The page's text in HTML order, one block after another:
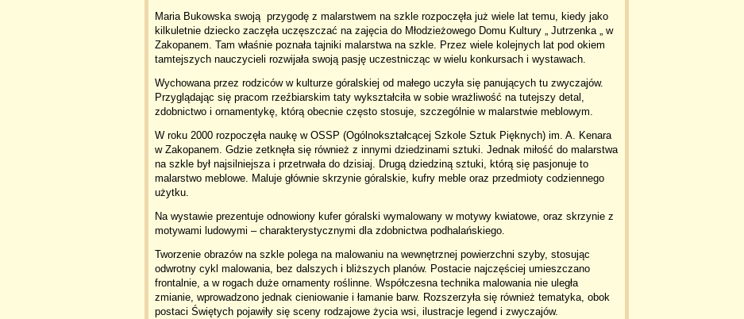
Maria Bukowska swoją przygodę z malarstwem na szkle rozpoczęła już wiele lat temu, kiedy jako
kilkuletnie dziecko zaczęła uczęszczać na zajęcia do Młodzieżowego Domu Kultury „ Jutrzenka „ w
Zakopanem. Tam właśnie poznała tajniki malarstwa na szkle. Przez wiele kolejnych lat pod okiem
tamtejszych nauczycieli rozwijała swoją pasję uczestnicząc w wielu konkursach i wystawach.
Wychowana przez rodziców w kulturze góralskiej od małego uczyła się panujących tu zwyczajów.
Przyglądając się pracom rzeźbiarskim taty wykształciła w sobie wrażliwość na tutejszy detal,
zdobnictwo i ornamentykę, którą obecnie często stosuje, szczególnie w malarstwie meblowym.
W roku 2000 rozpoczęła naukę w OSSP (Ogólnokształcącej Szkole Sztuk Pięknych) im. A. Kenara
w Zakopanem. Gdzie zetknęła się również z innymi dziedzinami sztuki. Jednak miłość do malarstwa
na szkle był najsilniejsza i przetrwała do dzisiaj. Drugą dziedziną sztuki, którą się pasjonuje to
malarstwo meblowe. Maluje głównie skrzynie góralskie, kufry meble oraz przedmioty codziennego
użytku.
Na wystawie prezentuje odnowiony kufer góralski wymalowany w motywy kwiatowe, oraz skrzynie z
motywami ludowymi – charakterystycznymi dla zdobnictwa podhalańskiego.
Tworzenie obrazów na szkle polega na malowaniu na wewnętrznej powierzchni szyby, stosując
odwrotny cykl malowania, bez dalszych i bliższych planów. Postacie najczęściej umieszczano
frontalnie, a w rogach duże ornamenty roślinne. Współczesna technika malowania nie uległa
zmianie, wprowadzono jednak cieniowanie i łamanie barw. Rozszerzyła się również tematyka, obok
postaci Świętych pojawiły się sceny rodzajowe życia wsi, ilustracje legend i zwyczajów.